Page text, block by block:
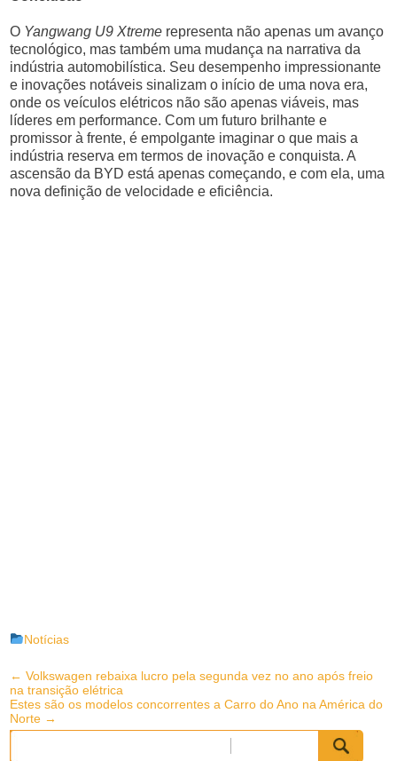
O Yangwang U9 Xtreme representa não apenas um avanço
tecnológico, mas também uma mudança na narrativa da
indústria automobilística. Seu desempenho impressionante
e inovações notáveis sinalizam o início de uma nova era,
onde os veículos elétricos não são apenas viáveis, mas
líderes em performance. Com um futuro brilhante e
promissor à frente, é empolgante imaginar o que mais a
indústria reserva em termos de inovação e conquista. A
ascensão da BYD está apenas começando, e com ela, uma
nova definição de velocidade e eficiência.
Notícias
Post
navigation
← Volkswagen rebaixa lucro pela segunda vez no ano após freio
na transição elétrica
Estes são os modelos concorrentes a Carro do Ano na América do
Norte →
Pesquisar
por: